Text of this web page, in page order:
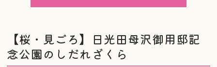
【桜・見ごろ】日光田母沢御用邸記
念公園のしだれざくら